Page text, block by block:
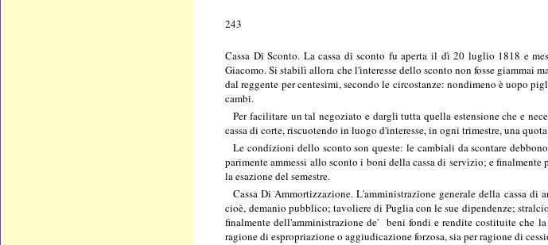
243
Cassa Di Sconto. La cassa di sconto fu aperta il dì 20 luglio 1818 e
Giacomo. Si stabilì allora che l'interesse dello sconto non fosse giammai
dal reggente per centesimi, secondo le circostanze: nondimeno è uopo
cambi.
Per facilitare un tal negoziato e dargli tutta quella estensione che e
cassa di corte, riscuotendo in luogo d'interesse, in ogni trimestre, una
Le condizioni dello sconto son queste: le cambiali da scontare
parimente ammessi allo sconto i boni della cassa di servizio; e
la esazione del semestre.
Cassa Di Ammortizzazione. L'amministrazione generale della cassa
cioè, demanio pubblico; tavoliere di Puglia con le sue dipendenze;
finalmente dell'amministrazione de' beni fondi e rendite costituite che
ragione di espropriazione o aggiudicazione forzosa, sia per ragione di